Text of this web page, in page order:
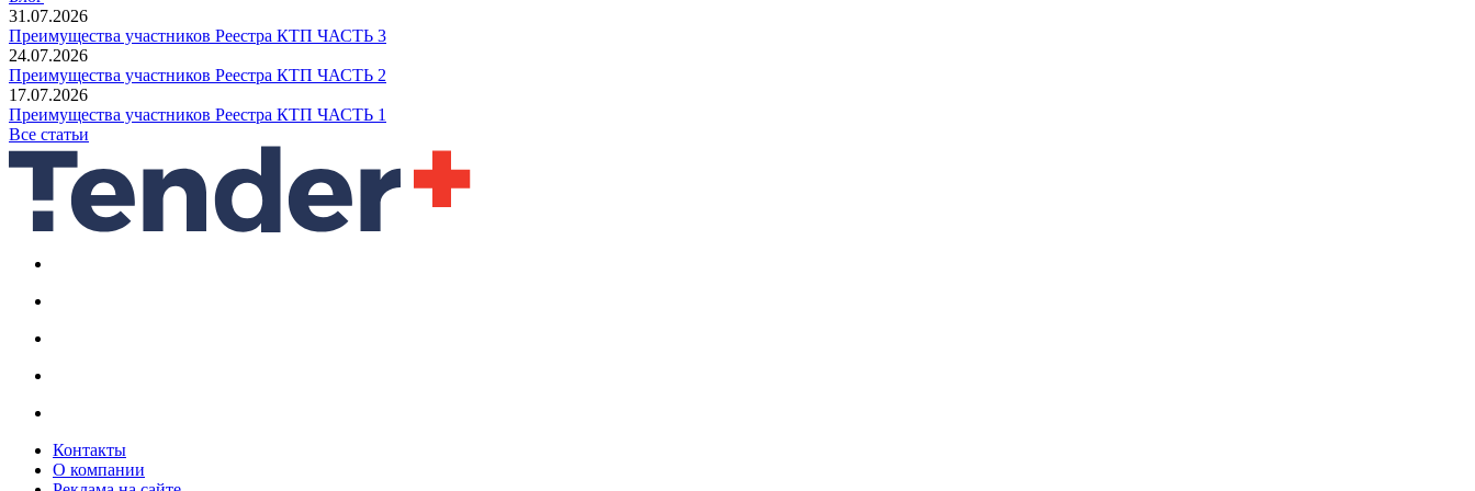
31.07.2026
Преимущества участников Реестра КТП ЧАСТЬ 3
24.07.2026
Преимущества участников Реестра КТП ЧАСТЬ 2
17.07.2026
Преимущества участников Реестра КТП ЧАСТЬ 1
Все статьи
Контакты
О компании